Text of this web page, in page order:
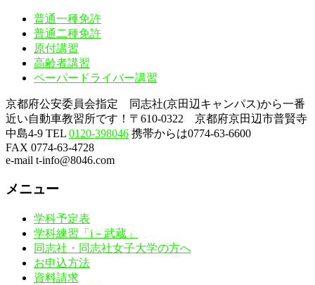
普通一種免許
普通二種免許
原付講習
高齢者講習
ペーパードライバー講習
京都府公安委員会指定 同志社(京田辺キャンパス)から一番
近い自動車教習所です！〒610-0322 京都府京田辺市普賢寺
中島4-9 TEL 0120-398046 携帯からは0774-63-6600
FAX 0774-63-4728
e-mail t-info@8046.com
メニュー
学科予定表
学科練習「i－武蔵」
同志社・同志社女子大学の方へ
お申込方法
資料請求